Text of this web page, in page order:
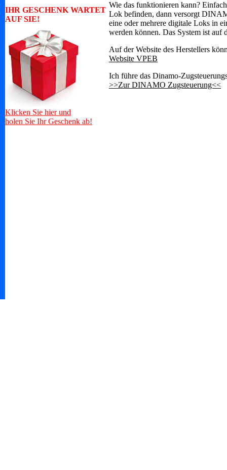
IHR GESCHENK WARTET
AUF SIE!
Klicken Sie hier und
holen Sie Ihr Geschenk ab!
Wie das funktionieren kann?
Lok befinden, dann versorgt
eine oder mehrere digitale Loks in
werden können. Das System ist auf
Auf der Website des Herstellers
Website VPEB
Ich führe das Dinamo-
>>Zur DINAMO Zugsteuerung<<